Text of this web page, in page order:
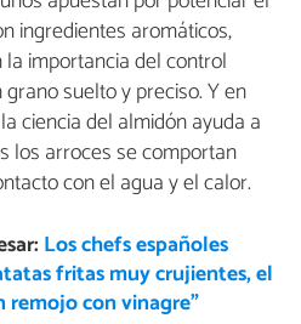
ingredientes aromáticos,
importancia del control
suelto y preciso. Y en
ciencia del almidón ayuda a
los arroces se comportan
con el agua y el calor.
Los chefs españoles
fritas muy crujientes, el
remojo con vinagre”